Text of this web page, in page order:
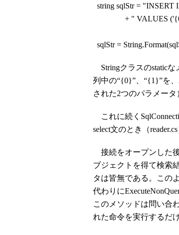
string sqlStr = "INSERT
+ " VALUES
sqlStr =
Stringクラスのstaticな
列中の“{0}”、“{1}”を
された2つのパラメータ
これに続く
select文のとき（
接続をオープンした後
ブジェクトを得て検索
タは皆無である。この
代わりに
このメソッドは問い合
れた命令を実行するだけ